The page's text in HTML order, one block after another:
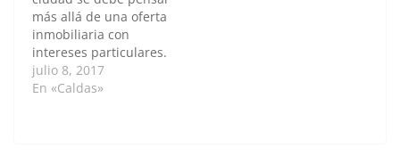
otras en zigzag
construidas en fincas
cafeteras
aprovechando la
pendiente del terrero
más allá de una oferta
inmobiliaria con
intereses particulares.
Así lo sentenció Luis
Fernando Acebedo,
julio 8, 2017
En «Caldas»